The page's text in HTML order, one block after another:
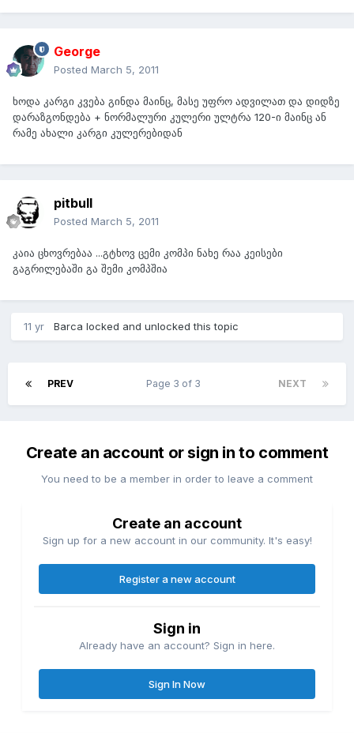
George
Posted March 5, 2011
ხოდა კარგი კვება გინდა მაინც, მასე უფრო ადვილათ და დიდზე
დარაზგონდება + ნორმალური კულერი ულტრა 120-ი მაინც ან
რამე ახალი კარგი კულერებიდან
pitbull
Posted March 5, 2011
კაია ცხოვრებაა ...გტხოვ ცემი კომპი ნახე რაა კეისები
გაგრილებაში გა შემი კომპშია
11 yr Barca locked and unlocked this topic
PREV NEXT
Page 3 of 3
Create an account or sign in to comment
You need to be a member in order to leave a comment
Create an account
Sign up for a new account in our community. It's easy!
Register a new account
Sign in
Already have an account? Sign in here.
Sign In Now